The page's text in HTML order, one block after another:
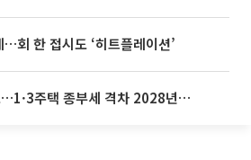
회 한 접시도 ‘히트플레이션’
종부세 개편에도…1·3주택 종부세 격차 2028년부터 확대